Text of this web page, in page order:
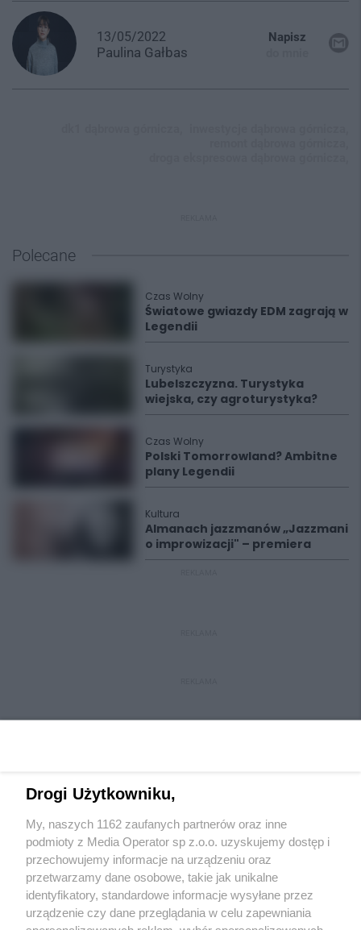
13/05/2022
Paulina Gałbas
Napisz
Polecane
Czas Wolny
Światowe gwiazdy EDM zagrają w
Legendii
Turystyka
Lubelszczyzna. Turystyka
wiejska, czy agroturystyka?
Czas Wolny
Polski Tomorrowland? Ambitne
plany Legendii
Kultura
Almanach jazzmanów „Jazzmani
o improwizacji" – premiera
Wydawca mediówlokalnych
Drogi Użytkowniku,
My, naszych 1162 zaufanych partnerów oraz inne
podmioty z Media Operator sp z.o.o. uzyskujemy dostęp i
przechowujemy informacje na urządzeniu oraz
przetwarzamy dane osobowe, takie jak unikalne
identyfikatory, standardowe informacje wysyłane przez
urządzenie czy dane przeglądania w celu zapewniania